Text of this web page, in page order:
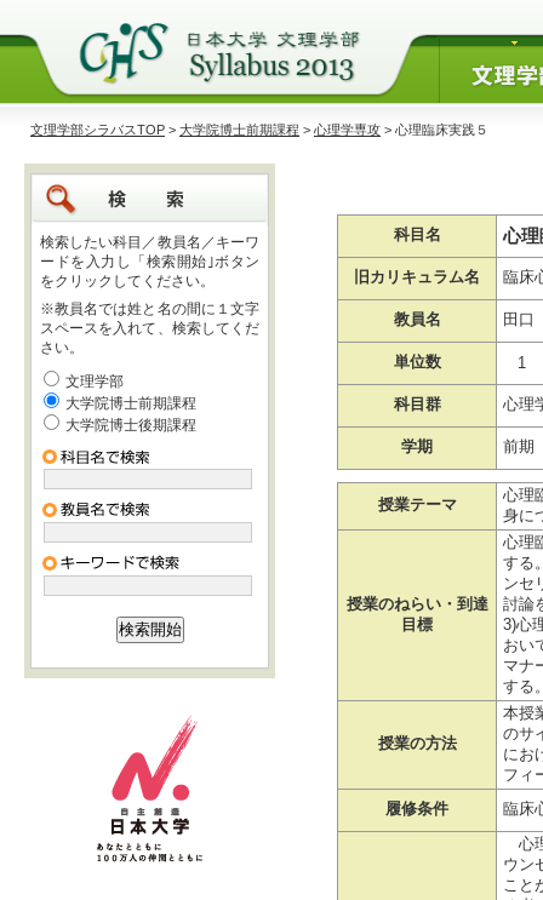
文理学部シラバスTOP > 大学院博士前期課程 > 心理学専攻 > 心理臨床実践５
検索したい科目／教員名／キーワ
ードを入力し「検索開始｣ボタン
をクリックしてください。
※教員名では姓と名の間に１文字
スペースを入れて、検索してくだ
さい。
文理学部
大学院博士前期課程
大学院博士後期課程
科目名 心
旧カリキュラム名 臨床
教員名 田
単位数 1
科目群 心理
学期 前期
授業テーマ
心理
身に
授業のねらい・到達
目標
心理
する
ンセ
討論
3)心
おい
マナ
する
授業の方法
本授
のサ
にお
フィ
履修条件
臨床
心
ウン
こと